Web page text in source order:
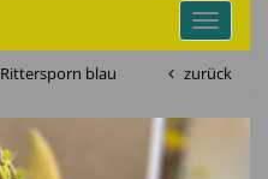
Toggle
Rittersporn blau zurück